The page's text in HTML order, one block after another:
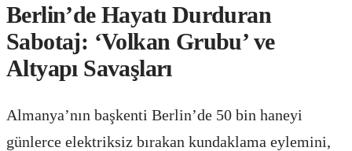
Berlin’de Hayatı Durduran
Sabotaj: ‘Volkan Grubu’ ve
Altyapı Savaşları
Almanya’nın başkenti Berlin’de 50 bin haneyi
günlerce elektriksiz bırakan kundaklama eylemini,